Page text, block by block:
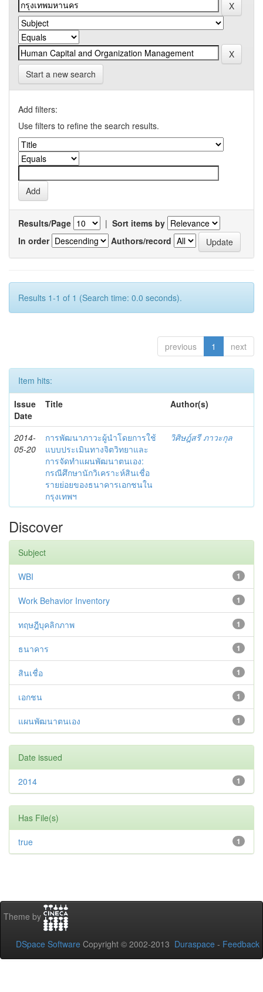
Start a new search
Add filters:
Use filters to refine the search results.
Results/Page | Sort items by
In order
Authors/record
Results 1-1 of 1 (Search time: 0.0 seconds).
previous 1 next
Item hits:
Issue
Date
Title Author(s)
2014-
05-20
การพัฒนาภาวะผู้นำโดยการใช้
แบบประเมินทางจิตวิทยาและ
การจัดทำแผนพัฒนาตนเอง:
กรณีศึกษานักวิเคราะห์สินเชื่อ
รายย่อยของธนาคารเอกชนใน
กรุงเทพฯ
วิศิษฎ์สรี ภาวะกุล
Discover
Subject
1
WBI
1
Work Behavior Inventory
1
ทฤษฎีบุคลิกภาพ
1
ธนาคาร
1
สินเชื่อ
1
เอกชน
1
แผนพัฒนาตนเอง
Date issued
1
2014
Has File(s)
1
true
Theme by
DSpace Software Copyright © 2002-2013 Duraspace - Feedback